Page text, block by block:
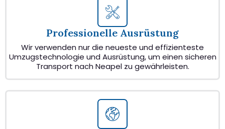
Professionelle Ausrüstung
Wir verwenden nur die neueste und effizienteste
Umzugstechnologie und Ausrüstung, um einen sicheren
Transport nach Neapel zu gewährleisten.